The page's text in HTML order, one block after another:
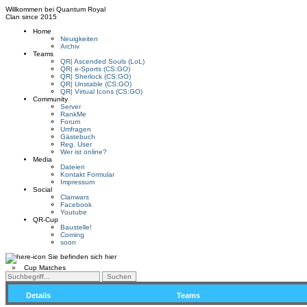
Willkommen bei Quantum Royal
Clan since 2015
Home
Neuigkeiten
Archiv
Teams
QR| Ascended Souls (LoL)
QR| e-Sports (CS:GO)
QR| Sherlock (CS:GO)
QR| Unstable (CS:GO)
QR| Virtual Icons (CS:GO)
Community
Server
RankMe
Forum
Umfragen
Gästebuch
Reg. User
Wer ist online?
Media
Dateien
Kontakt Formular
Impressum
Social
Clanwars
Facebook
Youtube
QR-Cup
Baustelle!
Coming
soon
Sie befinden sich hier
» Cup Matches
Details Teams